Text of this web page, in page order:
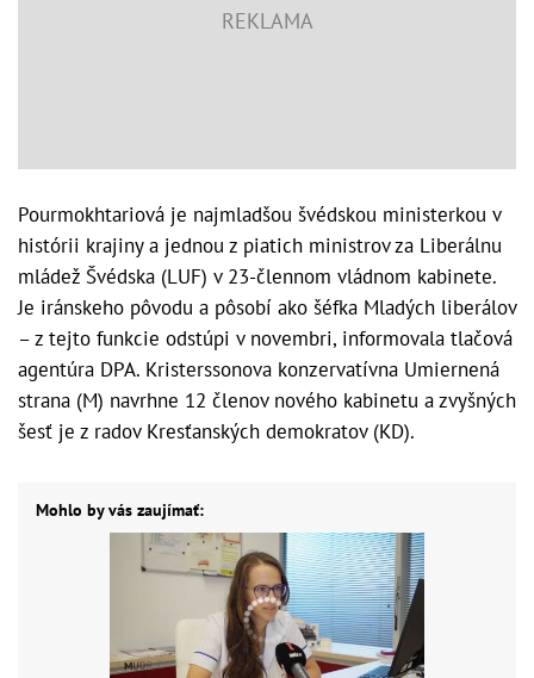
Pourmokhtariová je najmladšou švédskou ministerkou v
histórii krajiny a jednou z piatich ministrov za Liberálnu
mládež Švédska (LUF) v 23-člennom vládnom kabinete.
Je iránskeho pôvodu a pôsobí ako šéfka Mladých liberálov
– z tejto funkcie odstúpi v novembri, informovala tlačová
agentúra DPA. Kristerssonova konzervatívna Umiernená
strana (M) navrhne 12 členov nového kabinetu a zvyšných
šesť je z radov Kresťanských demokratov (KD).
Mohlo by vás zaujímať: